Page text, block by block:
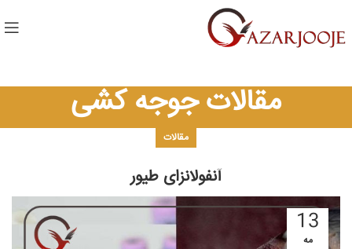
مقالات جوجه کشی
مقالات
آنفولانزای طیور
13
مه